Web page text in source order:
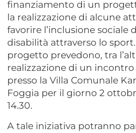
finanziamento di un
la realizzazione di alcune
favorire l’inclusione sociale
disabilità attraverso lo
progetto prevedono, tra
realizzazione di un
presso la Villa Comunale
Foggia per il giorno 2
14.30.
A tale iniziativa potranno